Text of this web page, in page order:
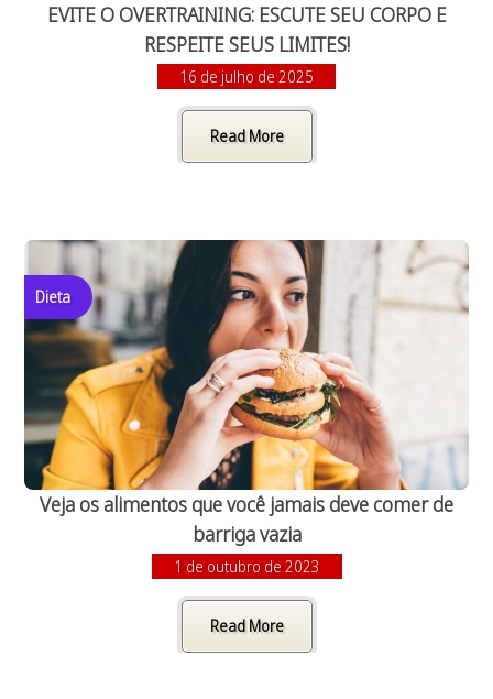
EVITE O OVERTRAINING: ESCUTE SEU CORPO E
RESPEITE SEUS LIMITES!
16 de julho de 2025
Read More
Dieta
Veja os alimentos que você jamais deve comer de
barriga vazia
1 de outubro de 2023
Read More